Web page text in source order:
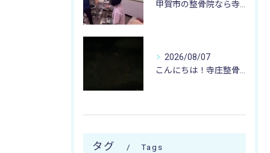
2026/08/07
タグ Tags